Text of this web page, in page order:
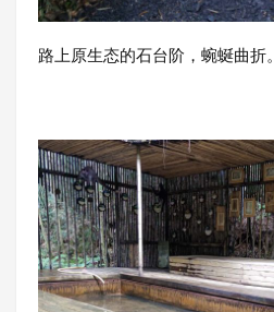
路上原生态的石台阶，蜿蜒曲折。